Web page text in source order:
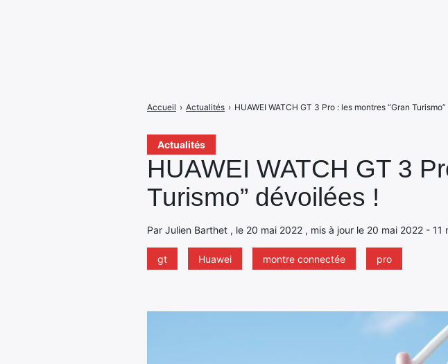
Actualités
HUAWEI WATCH GT 3
Turismo” dévoilées !
Par Julien Barthet , le 20 mai 2022 , mis à jour le 20 mai 2022 - 11
gt Huawei montre connectée pro
Accueil › Actualités › HUAWEI WATCH GT 3 Pro : les montres “Gran